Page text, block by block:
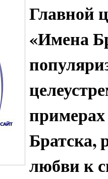
Главной
«Имена
Братска,
любви к